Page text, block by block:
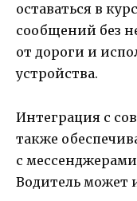
оставаться в
сообщений без
от дороги и
устройства.
Интеграция с
также
с мессенджерами
Водитель может